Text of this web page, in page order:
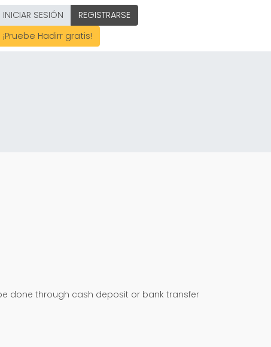
INICIAR SESIÓN
REGISTRARSE
¡Pruebe Hadirr gratis!
done through cash deposit or bank transfer